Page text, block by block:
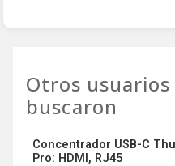
Otros
buscaron
Concentrador USB-C
Pro: HDMI, RJ45